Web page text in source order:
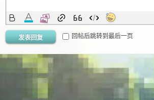
发表回复 回帖后跳转到最后一页